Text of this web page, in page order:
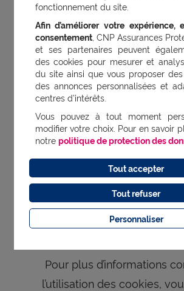
Pour plus d’informations
traitement de vos données
vous pouvez consulter la
Protection des
7. Informations
cookies
Lors de votre navigation sur
cookies sont déposés sur
tout instant.
Pour plus d’informations
l’utilisation des cookies,
fonctionnement du site.
Afin d’améliorer votre expérience,
consentement, CNP Assurances
et ses partenaires peuvent
des cookies pour mesurer et
du site ainsi que vous proposer
des annonces personnalisées et
centres d’intérêts.
Vous pouvez à tout moment
modifier votre choix. Pour en savoir
notre politique de protection des
Personnaliser
Tout refuser
Tout accepter